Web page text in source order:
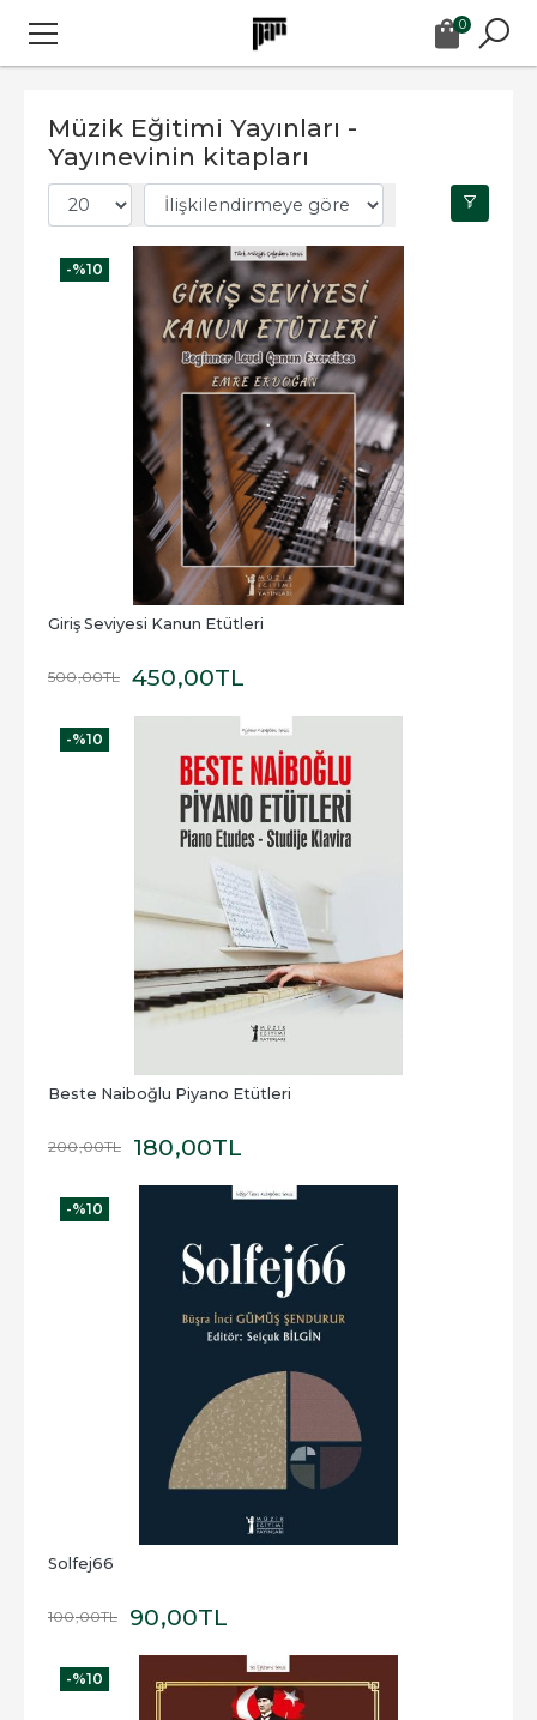
0
Müzik Eğitimi Yayınları -
Yayınevinin kitapları
-%10
Giriş Seviyesi Kanun Etütleri
500,00TL 450,00TL
-%10
Beste Naiboğlu Piyano Etütleri
200,00TL 180,00TL
-%10
Solfej66
100,00TL 90,00TL
-%10